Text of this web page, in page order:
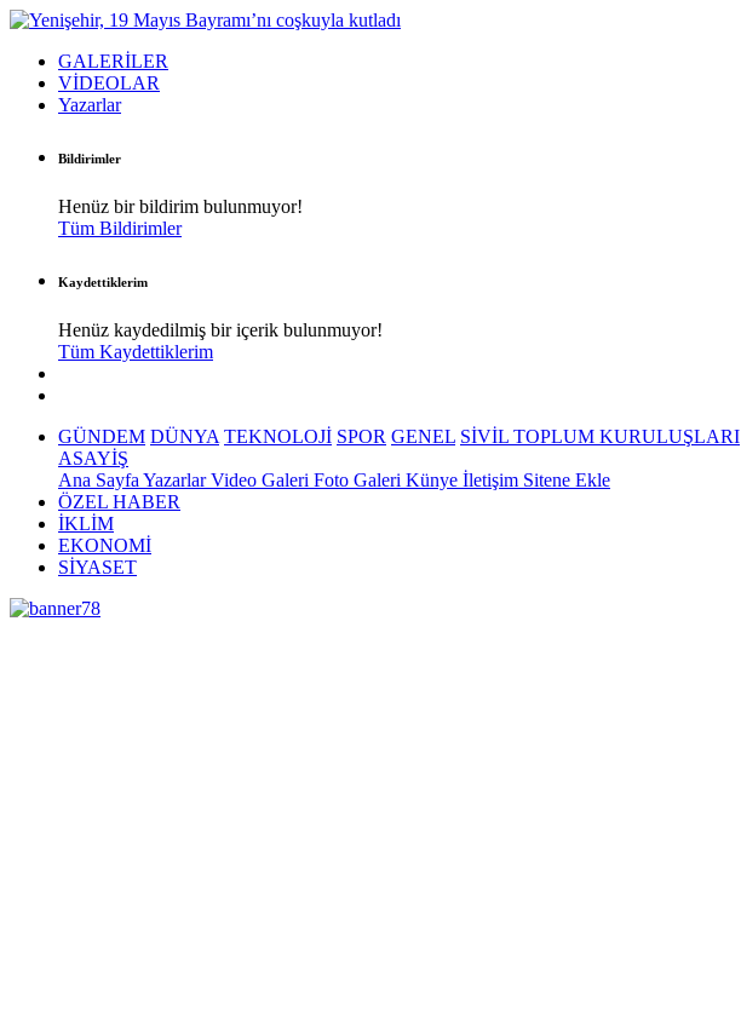
GALERİLER
VİDEOLAR
Yazarlar
Bildirimler
Henüz bir bildirim bulunmuyor!
Tüm Bildirimler
Kaydettiklerim
Henüz kaydedilmiş bir içerik bulunmuyor!
Tüm Kaydettiklerim
GÜNDEM DÜNYA TEKNOLOJİ SPOR GENEL SİVİL TOPLUM KURULUŞLARI
ASAYİŞ
Ana Sayfa YazarlarVideo Galeri Foto Galeri Künye İletişim Sitene Ekle
ÖZEL HABER
İKLİM
EKONOMİ
SİYASET